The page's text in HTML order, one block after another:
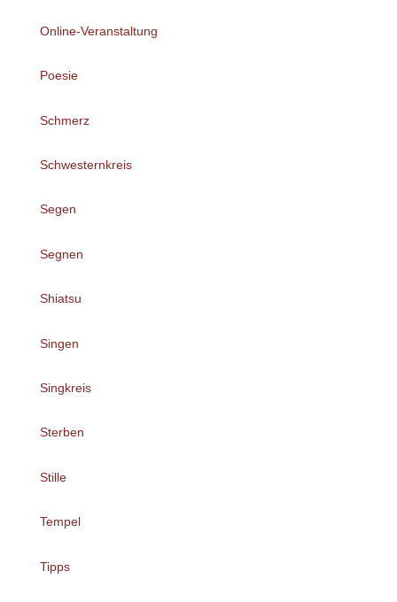
Online-Veranstaltung
Poesie
Schmerz
Schwesternkreis
Segen
Segnen
Shiatsu
Singen
Singkreis
Sterben
Stille
Tempel
Tipps